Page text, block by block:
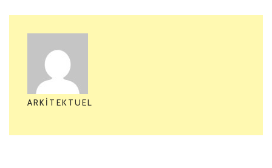
ARKITEKTUEL